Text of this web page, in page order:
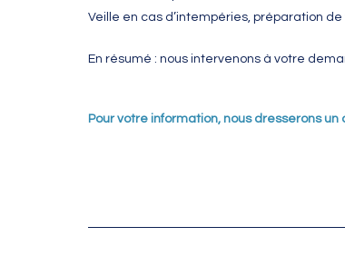
Veille en cas d’intempéries, préparation
En résumé : nous intervenons à votre
Pour votre information, nous dresserons